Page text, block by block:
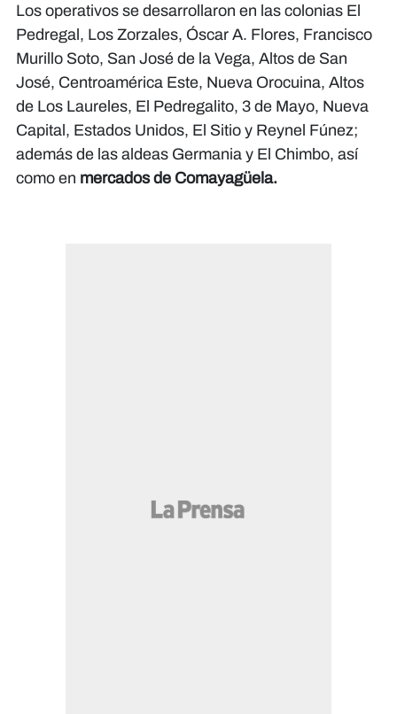
Los operativos se desarrollaron en las colonias El
Pedregal, Los Zorzales, Óscar A. Flores, Francisco
Murillo Soto, San José de la Vega, Altos de San
José, Centroamérica Este, Nueva Orocuina, Altos
de Los Laureles, El Pedregalito, 3 de Mayo, Nueva
Capital, Estados Unidos, El Sitio y Reynel Fúnez;
además de las aldeas Germania y El Chimbo, así
como en mercados de Comayagüela.